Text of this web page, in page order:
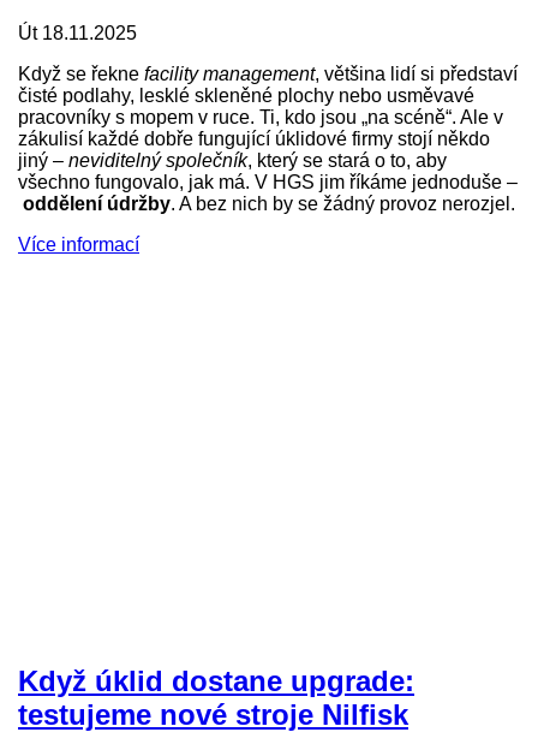
Út 18.11.2025
Když se řekne facility management, většina lidí si představí
čisté podlahy, lesklé skleněné plochy nebo usměvavé
pracovníky s mopem v ruce. Ti, kdo jsou „na scéně“. Ale v
zákulisí každé dobře fungující úklidové firmy stojí někdo
jiný – neviditelný společník, který se stará o to, aby
všechno fungovalo, jak má. V HGS jim říkáme jednoduše –
oddělení údržby. A bez nich by se žádný provoz nerozjel.
Více informací
Když úklid dostane upgrade:
testujeme nové stroje Nilfisk